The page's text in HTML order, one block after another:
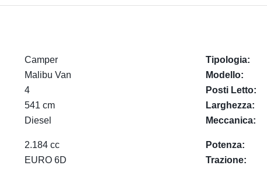
Camper Tipologia:
Malibu Van Modello:
4 Posti Letto:
541 cm Larghezza:
Diesel Meccanica:
2.184 cc Potenza:
EURO 6D Trazione: